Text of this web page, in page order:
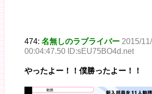
474: 名無しのラブライバー 2015/
00:04:47.50 ID:sEU75BO4d.net
やったよー！！僕勝ったよー！！